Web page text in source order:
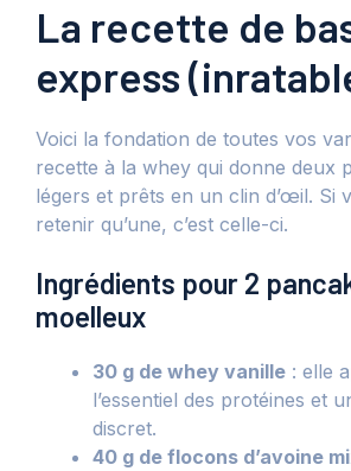
La recette de
express
Voici la fondation de toutes vos
recette à la whey qui donne deux
légers et prêts en un clin d’œil. Si
retenir qu’une, c’est celle-ci.
Ingrédients pour 2
moelleux
30 g de whey vanille : elle
l’essentiel des protéines et
discret.
40 g de flocons d’avoine